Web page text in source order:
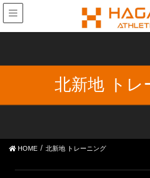
北新地 トレ
HOME 北新地 トレーニング